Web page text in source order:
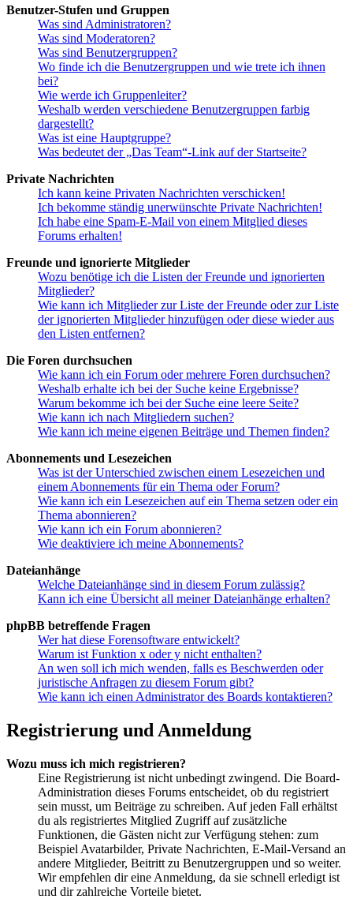
Benutzer-Stufen und Gruppen
Was sind Administratoren?
Was sind Moderatoren?
Was sind Benutzergruppen?
Wo finde ich die Benutzergruppen und wie trete ich ihnen
bei?
Wie werde ich Gruppenleiter?
Weshalb werden verschiedene Benutzergruppen farbig
dargestellt?
Was ist eine Hauptgruppe?
Was bedeutet der „Das Team“-Link auf der Startseite?
Private Nachrichten
Ich kann keine Privaten Nachrichten verschicken!
Ich bekomme ständig unerwünschte Private Nachrichten!
Ich habe eine Spam-E-Mail von einem Mitglied dieses
Forums erhalten!
Freunde und ignorierte Mitglieder
Wozu benötige ich die Listen der Freunde und ignorierten
Mitglieder?
Wie kann ich Mitglieder zur Liste der Freunde oder zur Liste
der ignorierten Mitglieder hinzufügen oder diese wieder aus
den Listen entfernen?
Die Foren durchsuchen
Wie kann ich ein Forum oder mehrere Foren durchsuchen?
Weshalb erhalte ich bei der Suche keine Ergebnisse?
Warum bekomme ich bei der Suche eine leere Seite?
Wie kann ich nach Mitgliedern suchen?
Wie kann ich meine eigenen Beiträge und Themen finden?
Abonnements und Lesezeichen
Was ist der Unterschied zwischen einem Lesezeichen und
einem Abonnements für ein Thema oder Forum?
Wie kann ich ein Lesezeichen auf ein Thema setzen oder ein
Thema abonnieren?
Wie kann ich ein Forum abonnieren?
Wie deaktiviere ich meine Abonnements?
Dateianhänge
Welche Dateianhänge sind in diesem Forum zulässig?
Kann ich eine Übersicht all meiner Dateianhänge erhalten?
phpBB betreffende Fragen
Wer hat diese Forensoftware entwickelt?
Warum ist Funktion x oder y nicht enthalten?
An wen soll ich mich wenden, falls es Beschwerden oder
juristische Anfragen zu diesem Forum gibt?
Wie kann ich einen Administrator des Boards kontaktieren?
Registrierung und Anmeldung
Wozu muss ich mich registrieren?
Eine Registrierung ist nicht unbedingt zwingend. Die Board-
Administration dieses Forums entscheidet, ob du registriert
sein musst, um Beiträge zu schreiben. Auf jeden Fall erhältst
du als registriertes Mitglied Zugriff auf zusätzliche
Funktionen, die Gästen nicht zur Verfügung stehen: zum
Beispiel Avatarbilder, Private Nachrichten, E-Mail-Versand an
andere Mitglieder, Beitritt zu Benutzergruppen und so weiter.
Wir empfehlen dir eine Anmeldung, da sie schnell erledigt ist
und dir zahlreiche Vorteile bietet.